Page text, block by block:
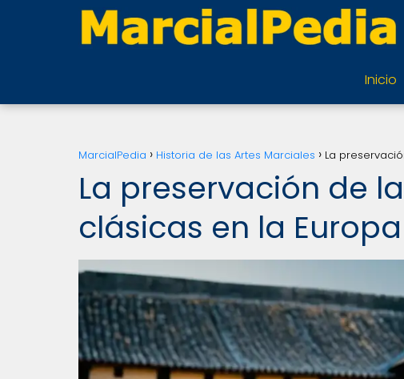
Inicio
MarcialPedia Historia de las Artes Marciales La
La preservación de
clásicas en la